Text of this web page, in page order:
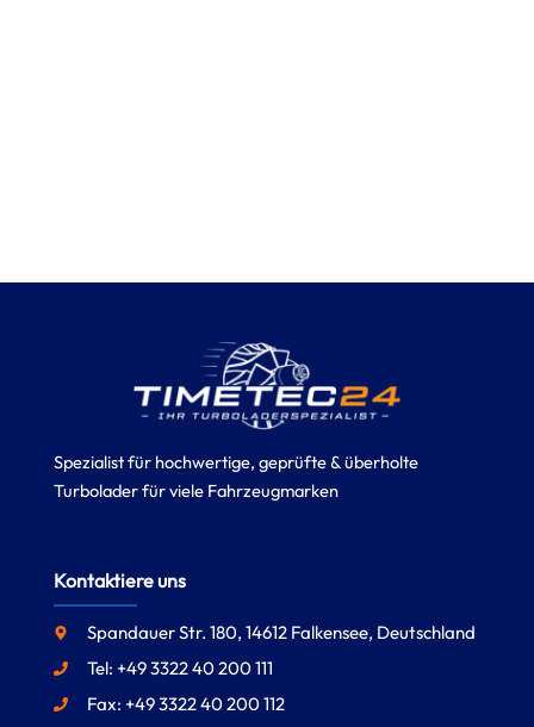
Spezialist für hochwertige, geprüfte & überholte
Turbolader für viele Fahrzeugmarken
Kontaktiere uns
Spandauer Str. 180, 14612 Falkensee, Deutschland
Tel: +49 3322 40 200 111
Fax: +49 3322 40 200 112